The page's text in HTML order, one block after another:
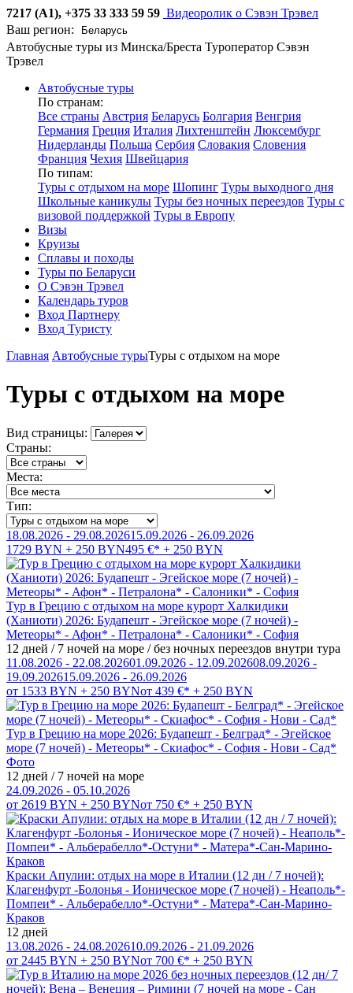
7217 (А1), +375 33 333 59 59 Видеоролик о Сэвэн Трэвел
Ваш регион:
Автобусные туры из Минска/Бреста Туроператор Сэвэн
Трэвел
Автобусные туры
По странам:
Все страны Австрия Беларусь Болгария Венгрия
Германия Греция Италия Лихтенштейн Люксембург
Нидерланды Польша Сербия Словакия Словения
Франция Чехия Швейцария
По типам:
Туры с отдыхом на море Шопинг Туры выходного дня
Школьные каникулы Туры без ночных переездов Туры с
визовой поддержкой Туры в Европу
Визы
Круизы
Сплавы и походы
Туры по Беларуси
О Сэвэн Трэвел
Календарь туров
Вход Партнеру
Вход Туристу
Главная Автобусные турыТуры с отдыхом на море
Туры с отдыхом на море
Вид страницы:
Страны:
Места:
Тип:
18.08.2026 - 29.08.202615.09.2026 - 26.09.2026
1729 BYN + 250 BYN495 €* + 250 BYN
Тур в Грецию с отдыхом на море курорт Халкидики
(Ханиоти) 2026: Будапешт - Эгейское море (7 ночей) -
Метеоры* - Афон* - Петралона* - Салоники* - София
12 дней / 7 ночей на море / без ночных переездов внутри тура
11.08.2026 - 22.08.202601.09.2026 - 12.09.202608.09.2026 -
19.09.202615.09.2026 - 26.09.2026
от 1533 BYN + 250 BYNот 439 €* + 250 BYN
Тур в Грецию на море 2026: Будапешт - Белград* - Эгейское
море (7 ночей) - Метеоры* - Скиафос* - София - Нови - Сад*
Фото
12 дней / 7 ночей на море
24.09.2026 - 05.10.2026
от 2619 BYN + 250 BYNот 750 €* + 250 BYN
Краски Апулии: отдых на море в Италии (12 дн / 7 ночей):
Клагенфурт -Болонья - Ионическое море (7 ночей) - Неаполь*-
Помпеи* - Альберабелло*-Остуни* - Матера*-Сан-Марино-
Краков
12 дней
13.08.2026 - 24.08.202610.09.2026 - 21.09.2026
от 2445 BYN + 250 BYNот 700 €* + 250 BYN